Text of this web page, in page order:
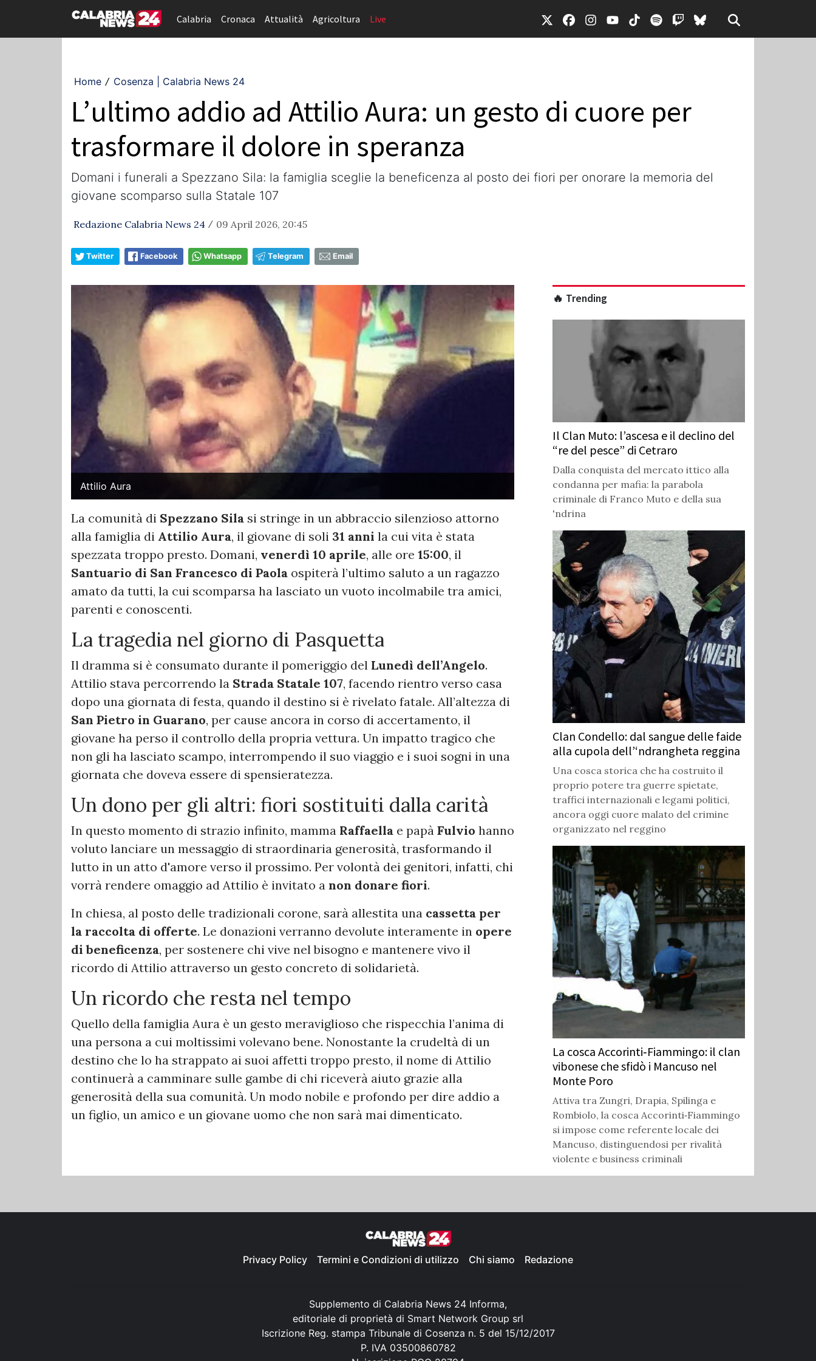
Calabria Cronaca Attualità Agricoltura Live
Home / Cosenza | Calabria News 24
L’ultimo addio ad Attilio Aura: un gesto di cuore per
trasformare il dolore in speranza
​Domani i funerali a Spezzano Sila: la famiglia sceglie la beneficenza al posto dei fiori per onorare la memoria del
giovane scomparso sulla Statale 107
Redazione Calabria News 24 / 09 April 2026, 20:45
Twitter Facebook Whatsapp Telegram Email
Attilio Aura
La comunità di Spezzano Sila si stringe in un abbraccio silenzioso attorno
alla famiglia di Attilio Aura, il giovane di soli 31 anni la cui vita è stata
spezzata troppo presto. Domani, venerdì 10 aprile, alle ore 15:00, il
Santuario di San Francesco di Paola ospiterà l’ultimo saluto a un ragazzo
amato da tutti, la cui scomparsa ha lasciato un vuoto incolmabile tra amici,
parenti e conoscenti.
​La tragedia nel giorno di Pasquetta
​Il dramma si è consumato durante il pomeriggio del Lunedì dell’Angelo.
Attilio stava percorrendo la Strada Statale 107, facendo rientro verso casa
dopo una giornata di festa, quando il destino si è rivelato fatale. All’altezza di
San Pietro in Guarano, per cause ancora in corso di accertamento, il
giovane ha perso il controllo della propria vettura. Un impatto tragico che
non gli ha lasciato scampo, interrompendo il suo viaggio e i suoi sogni in una
giornata che doveva essere di spensieratezza.
​Un dono per gli altri: fiori sostituiti dalla carità
​In questo momento di strazio infinito, mamma Raffaella e papà Fulvio hanno
voluto lanciare un messaggio di straordinaria generosità, trasformando il
lutto in un atto d'amore verso il prossimo. Per volontà dei genitori, infatti, chi
vorrà rendere omaggio ad Attilio è invitato a non donare fiori.
​In chiesa, al posto delle tradizionali corone, sarà allestita una cassetta per
la raccolta di offerte. Le donazioni verranno devolute interamente in opere
di beneficenza, per sostenere chi vive nel bisogno e mantenere vivo il
ricordo di Attilio attraverso un gesto concreto di solidarietà.
​Un ricordo che resta nel tempo
​Quello della famiglia Aura è un gesto meraviglioso che rispecchia l’anima di
una persona a cui moltissimi volevano bene. Nonostante la crudeltà di un
destino che lo ha strappato ai suoi affetti troppo presto, il nome di Attilio
continuerà a camminare sulle gambe di chi riceverà aiuto grazie alla
generosità della sua comunità. Un modo nobile e profondo per dire addio a
un figlio, un amico e un giovane uomo che non sarà mai dimenticato.
🔥 Trending
Il Clan Muto: l’ascesa e il declino del
“re del pesce” di Cetraro
Dalla conquista del mercato ittico alla
condanna per mafia: la parabola
criminale di Franco Muto e della sua
'ndrina
Clan Condello: dal sangue delle faide
alla cupola dell’‘ndrangheta reggina
Una cosca storica che ha costruito il
proprio potere tra guerre spietate,
traffici internazionali e legami politici,
ancora oggi cuore malato del crimine
organizzato nel reggino
La cosca Accorinti‑Fiammingo: il clan
vibonese che sfidò i Mancuso nel
Monte Poro
Attiva tra Zungri, Drapia, Spilinga e
Rombiolo, la cosca Accorinti‑Fiammingo
si impose come referente locale dei
Mancuso, distinguendosi per rivalità
violente e business criminali
Privacy Policy Termini e Condizioni di utilizzo Chi siamo Redazione
Supplemento di Calabria News 24 Informa,
editoriale di proprietà di Smart Network Group srl
Iscrizione Reg. stampa Tribunale di Cosenza n. 5 del 15/12/2017
P. IVA 03500860782